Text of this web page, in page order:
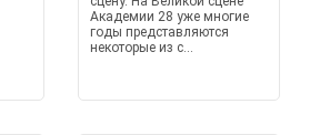
Академии 28 уже многие
годы представляются
некоторые из с...